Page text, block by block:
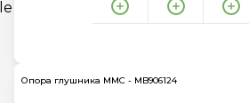
Опора глушника MMC - MB906124